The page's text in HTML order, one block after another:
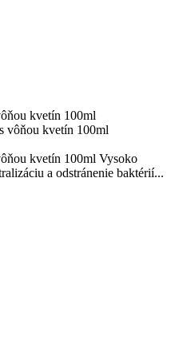
kvetín 100ml
kvetín 100ml Vysoko
a odstránenie baktérií...